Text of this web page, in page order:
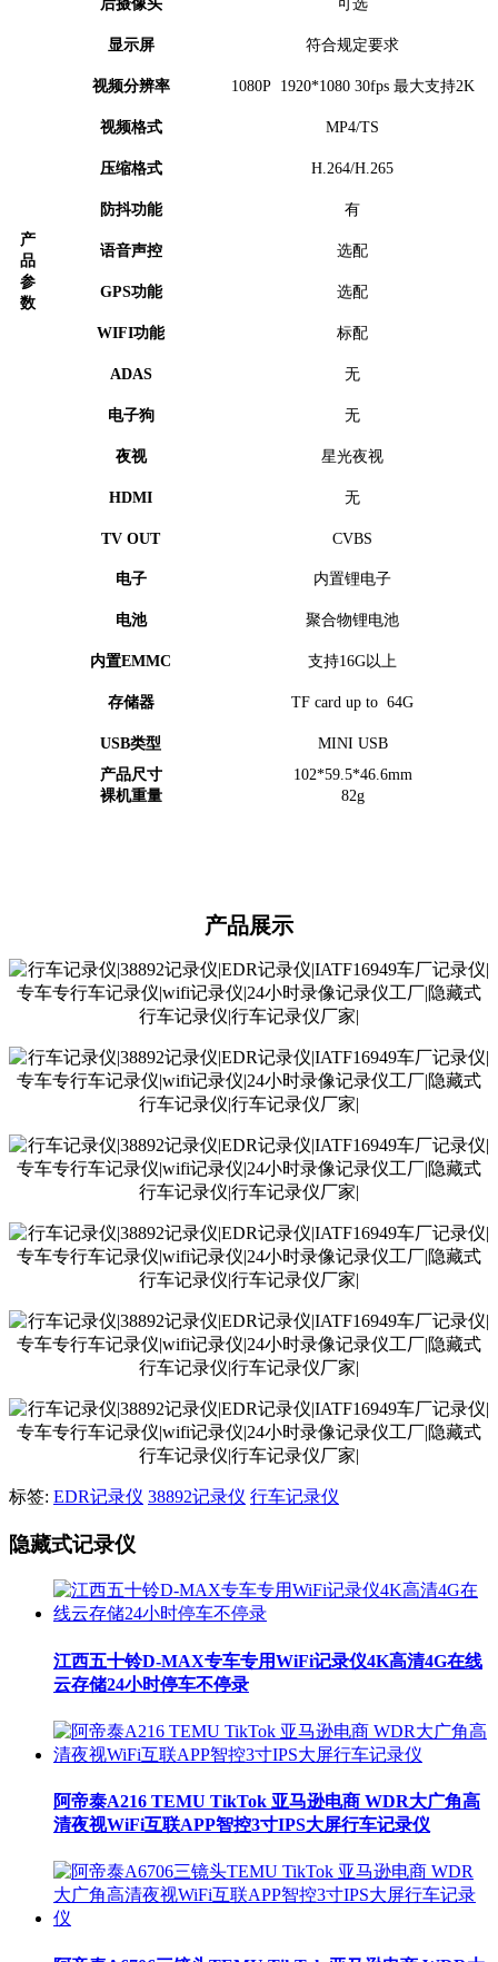
产
品
参
数
后摄像头 可选
显示屏 符合规定要求
视频分辨率 1080P 1920*1080 30fps 最大支持2K
视频格式 MP4/TS
压缩格式 H.264/H.265
防抖功能 有
语音声控 选配
GPS功能 选配
WIFI功能 标配
ADAS 无
电子狗 无
夜视 星光夜视
HDMI 无
TV OUT CVBS
电子 内置锂电子
电池 聚合物锂电池
内置EMMC 支持16G以上
存储器 TF card up to 64G
USB类型
MINI USB
产品尺寸
102*59.5*46.6mm
裸机重量
82g
产品展示
标签: EDR记录仪 38892记录仪 行车记录仪
隐藏式记录仪
江西五十铃D-MAX专车专用WiFi记录仪4K高清4G在线
云存储24小时停车不停录
阿帝泰A216 TEMU TikTok 亚马逊电商 WDR大广角高
清夜视WiFi互联APP智控3寸IPS大屏行车记录仪